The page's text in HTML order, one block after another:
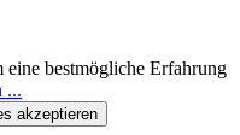
eine bestmögliche Erfahrung
...
akzeptieren